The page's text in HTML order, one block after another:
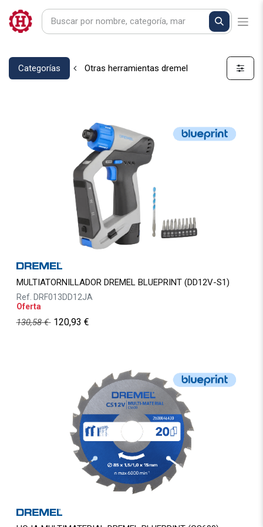
Categorías Otras herramientas dremel
MULTIATORNILLADOR DREMEL BLUEPRINT (DD12V-S1)
Ref. DRF013DD12JA
Oferta
130,58€ 120,93 €